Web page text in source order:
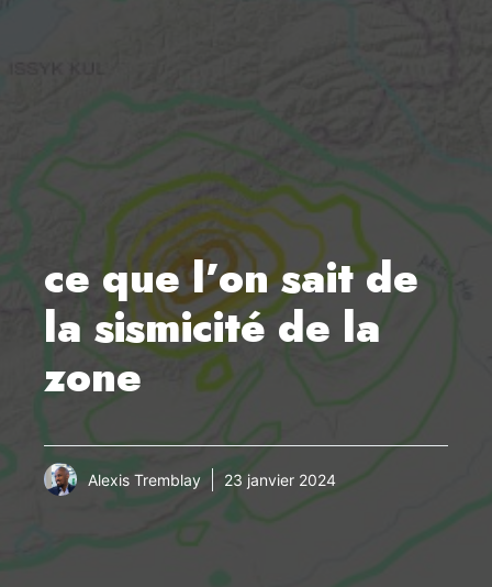
ce que l’on sait de
la sismicité de la
zone
Alexis Tremblay 23 janvier 2024